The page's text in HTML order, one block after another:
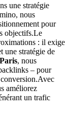
une stratégie
nous
pour
objectifs.Le
: il exige
une stratégie de
, nous
– pour
améliorez
un trafic